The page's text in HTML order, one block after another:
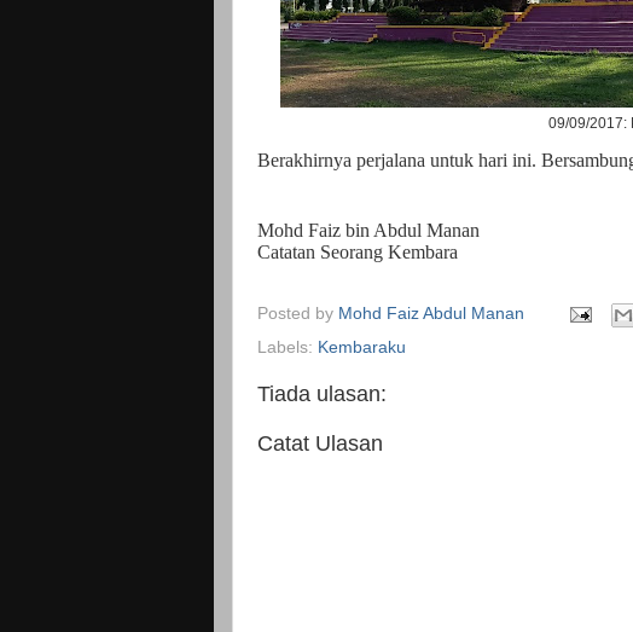
09/09/2017:
Berakhirnya perjalana untuk hari ini.
Mohd Faiz bin Abdul Manan
Catatan Seorang Kembara
Posted by Mohd Faiz Abdul Manan
Labels: Kembaraku
Tiada ulasan:
Catat Ulasan